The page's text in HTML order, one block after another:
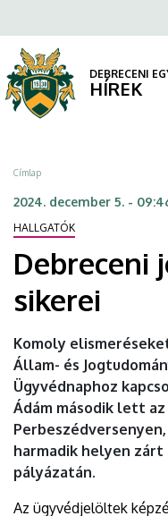
joghallgatók
sikerei
DEBRECENI
EGYETEM
a
tartalomra
DEBRECENI
HÍREK
Morzsa
Címlap
2024. december 5. -
HALLGATÓK
Debreceni
sikerei
Komoly
Állam- és
Ügyvédnaphoz
Ádám második lett
harmadik helyen zárt
pályázatán.
Az ügyvédjelöltek